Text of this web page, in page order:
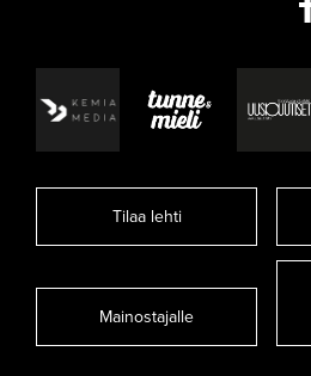
Tilaa lehti
Mainostajalle